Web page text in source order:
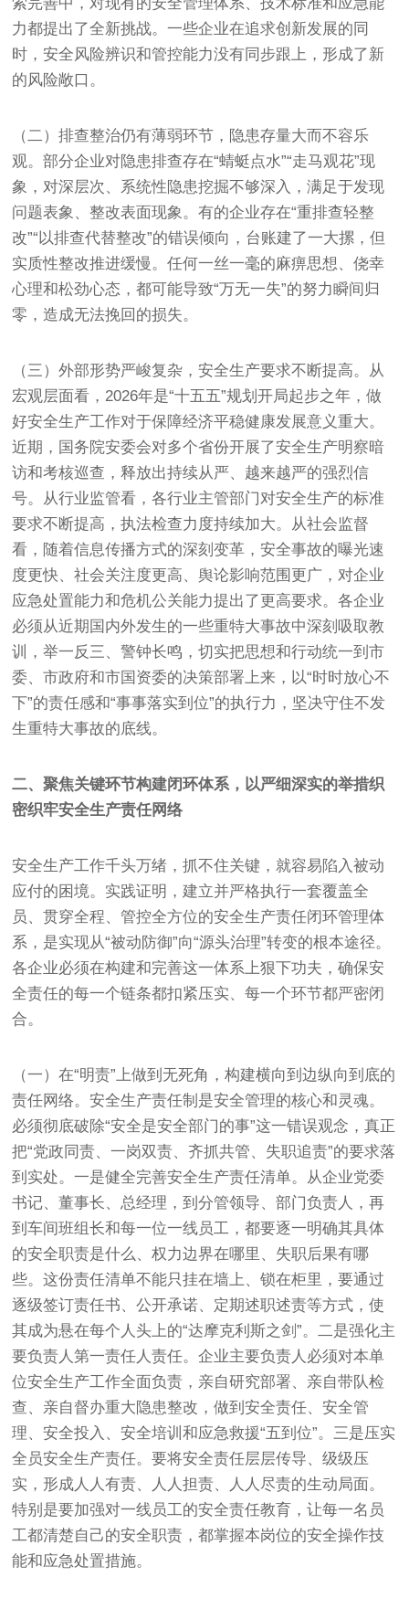
力都提出了全新挑战。一些企业在追求创新发展的同
时，安全风险辨识和管控能力没有同步跟上，形成了新
的风险敞口。
（二）排查整治仍有薄弱环节，隐患存量大而不容乐
观。部分企业对隐患排查存在“蜻蜓点水”“走马观花”现
象，对深层次、系统性隐患挖掘不够深入，满足于发现
问题表象、整改表面现象。有的企业存在“重排查轻整
改”“以排查代替整改”的错误倾向，台账建了一大摞，但
实质性整改推进缓慢。任何一丝一毫的麻痹思想、侥幸
心理和松劲心态，都可能导致“万无一失”的努力瞬间归
零，造成无法挽回的损失。
（三）外部形势严峻复杂，安全生产要求不断提高。从
宏观层面看，2026年是“十五五”规划开局起步之年，做
好安全生产工作对于保障经济平稳健康发展意义重大。
近期，国务院安委会对多个省份开展了安全生产明察暗
访和考核巡查，释放出持续从严、越来越严的强烈信
号。从行业监管看，各行业主管部门对安全生产的标准
要求不断提高，执法检查力度持续加大。从社会监督
看，随着信息传播方式的深刻变革，安全事故的曝光速
度更快、社会关注度更高、舆论影响范围更广，对企业
应急处置能力和危机公关能力提出了更高要求。各企业
必须从近期国内外发生的一些重特大事故中深刻吸取教
训，举一反三、警钟长鸣，切实把思想和行动统一到市
委、市政府和市国资委的决策部署上来，以“时时放心不
下”的责任感和“事事落实到位”的执行力，坚决守住不发
生重特大事故的底线。
二、聚焦关键环节构建闭环体系，以严细深实的举措织
密织牢安全生产责任网络
安全生产工作千头万绪，抓不住关键，就容易陷入被动
应付的困境。实践证明，建立并严格执行一套覆盖全
员、贯穿全程、管控全方位的安全生产责任闭环管理体
系，是实现从“被动防御”向“源头治理”转变的根本途径。
各企业必须在构建和完善这一体系上狠下功夫，确保安
全责任的每一个链条都扣紧压实、每一个环节都严密闭
合。
（一）在“明责”上做到无死角，构建横向到边纵向到底的
责任网络。安全生产责任制是安全管理的核心和灵魂。
必须彻底破除“安全是安全部门的事”这一错误观念，真正
把“党政同责、一岗双责、齐抓共管、失职追责”的要求落
到实处。一是健全完善安全生产责任清单。从企业党委
书记、董事长、总经理，到分管领导、部门负责人，再
到车间班组长和每一位一线员工，都要逐一明确其具体
的安全职责是什么、权力边界在哪里、失职后果有哪
些。这份责任清单不能只挂在墙上、锁在柜里，要通过
逐级签订责任书、公开承诺、定期述职述责等方式，使
其成为悬在每个人头上的“达摩克利斯之剑”。二是强化主
要负责人第一责任人责任。企业主要负责人必须对本单
位安全生产工作全面负责，亲自研究部署、亲自带队检
查、亲自督办重大隐患整改，做到安全责任、安全管
理、安全投入、安全培训和应急救援“五到位”。三是压实
全员安全生产责任。要将安全责任层层传导、级级压
实，形成人人有责、人人担责、人人尽责的生动局面。
特别是要加强对一线员工的安全责任教育，让每一名员
工都清楚自己的安全职责，都掌握本岗位的安全操作技
能和应急处置措施。